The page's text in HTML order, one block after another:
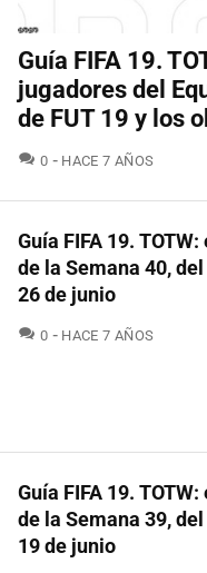
Guía FIFA 19.
jugadores del
de FUT 19 y los
0 COMENTARIOS
HACE 7 AÑOS
Guía FIFA 19.
de la Semana 40, del
26 de junio
0 COMENTARIOS
HACE 7 AÑOS
Guía FIFA 19.
de la Semana 39, del
19 de junio